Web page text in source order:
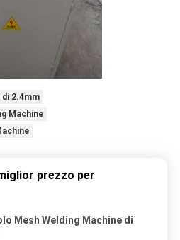
2.4mm
Machine
prezzo per
Mesh Welding Machine di